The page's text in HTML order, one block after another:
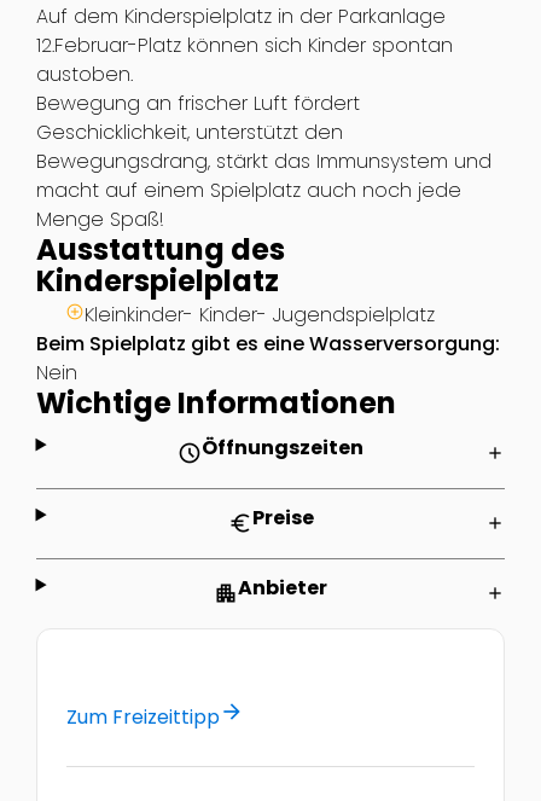
Auf dem Kinderspielplatz in der Parkanlage
12.Februar-Platz können sich Kinder spontan
austoben.
Bewegung an frischer Luft fördert
Geschicklichkeit, unterstützt den
Bewegungsdrang, stärkt das Immunsystem und
macht auf einem Spielplatz auch noch jede
Menge Spaß!
Ausstattung des
Kinderspielplatz
Kleinkinder- Kinder- Jugendspielplatz
Beim Spielplatz gibt es eine Wasserversorgung:
Nein
Wichtige Informationen
scheduleÖffnungszeiten add
euroPreise add
apartmentAnbieter add
Zum Freizeittipparrow_forward